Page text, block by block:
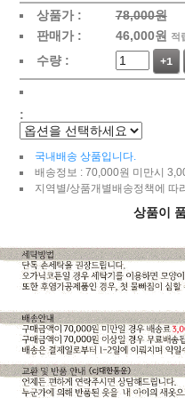
상품가 :
78,000원
판매가 :
46,000원 적
수량 : +1
:
국내배송 상품입니다.
배송정보 : 70,000원 미만시
지역별/상품개별배송정책에 따
상품이